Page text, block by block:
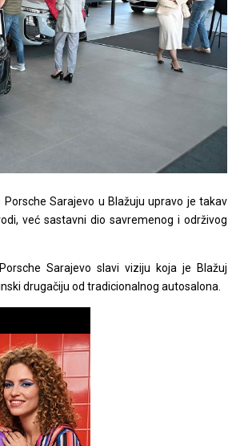
Sarajevo u Blažuju upravo je takav
već sastavni dio savremenog i održivog
Sarajevo slavi viziju koja je Blažuj
drugačiju od tradicionalnog autosalona.